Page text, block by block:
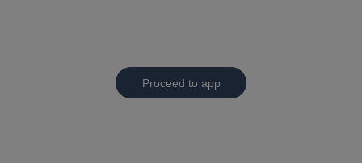
Proceed to app